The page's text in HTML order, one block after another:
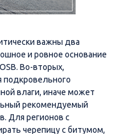
важны два
и ровное основание
Во-вторых,
подкровельного
влаги, иначе может
рекомендуемый
Для регионов с
черепицу с битумом,